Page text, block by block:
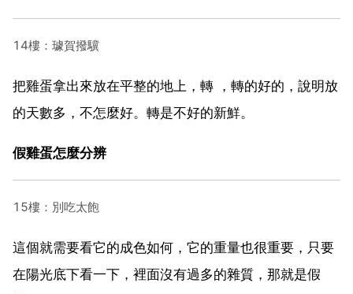
14樓：璩賀撥驥
把雞蛋拿出來放在平整的地上，轉 ，轉的好的，說明放
的天數多，不怎麼好。轉是不好的新鮮。
假雞蛋怎麼分辨
15樓：別吃太飽
這個就需要看它的成色如何，它的重量也很重要，只要
在陽光底下看一下，裡面沒有過多的雜質，那就是假